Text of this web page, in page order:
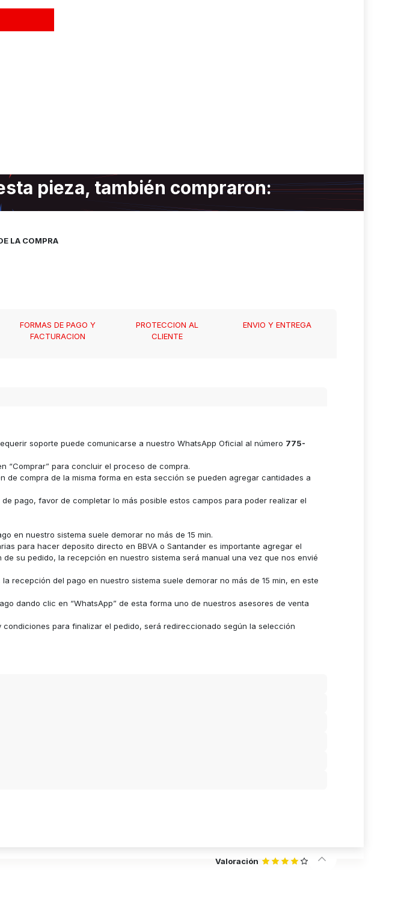
pieza, también compraron:
LA COMPRA
FORMAS DE PAGO Y
FACTURACION
PROTECCION AL
CLIENTE
ENVIO Y ENTREGA
soporte puede comunicarse a nuestro WhatsApp Oficial al número 775-
“Comprar” para concluir el proceso de compra.
compra de la misma forma en esta sección se pueden agregar cantidades a
pago, favor de completar lo más posible estos campos para poder realizar el
en nuestro sistema suele demorar no más de 15 min.
para hacer deposito directo en BBVA o Santander es importante agregar el
su pedido, la recepción en nuestro sistema será manual una vez que nos envié
recepción del pago en nuestro sistema suele demorar no más de 15 min, en este
dando clic en “WhatsApp” de esta forma uno de nuestros asesores de venta
para finalizar el pedido, será redireccionado según la selección
Valoración